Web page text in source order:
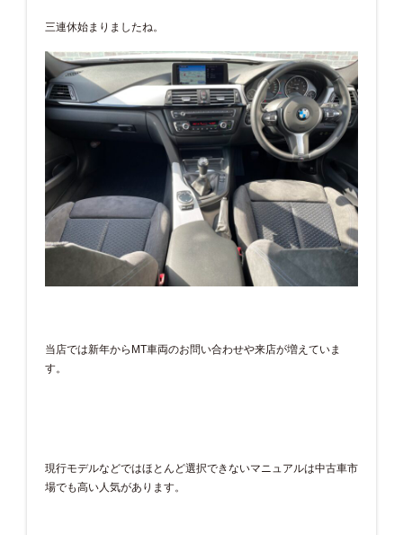
三連休始まりましたね。
当店では新年からMT車両のお問い合わせや来店が増えていま
す。
現行モデルなどではほとんど選択できないマニュアルは中古車市
場でも高い人気があります。